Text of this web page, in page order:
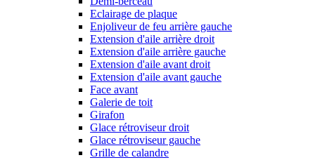
Eclairage de plaque
Enjoliveur de feu arrière gauche
Extension d'aile arrière droit
Extension d'aile arrière gauche
Extension d'aile avant droit
Extension d'aile avant gauche
Face avant
Galerie de toit
Girafon
Glace rétroviseur droit
Glace rétroviseur gauche
Grille de calandre